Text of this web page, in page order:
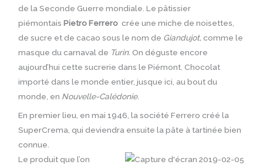
de la Seconde Guerre mondiale. Le pâtissier
piémontaisPietro Ferrero crée une miche de noisettes,
de sucre et de cacao sous le nom de Giandujot, comme le
masque du carnaval de Turin. On déguste encore
aujourd’hui cette sucrerie dans le Piémont. Chocolat
importé dans le monde entier, jusque ici, au bout du
monde, en Nouvelle-Calédonie.
En premier lieu, en mai 1946, la société Ferrero créé la
SuperCrema, qui deviendra ensuite la pâte à tartinée bien
connue
Le produit que l’on